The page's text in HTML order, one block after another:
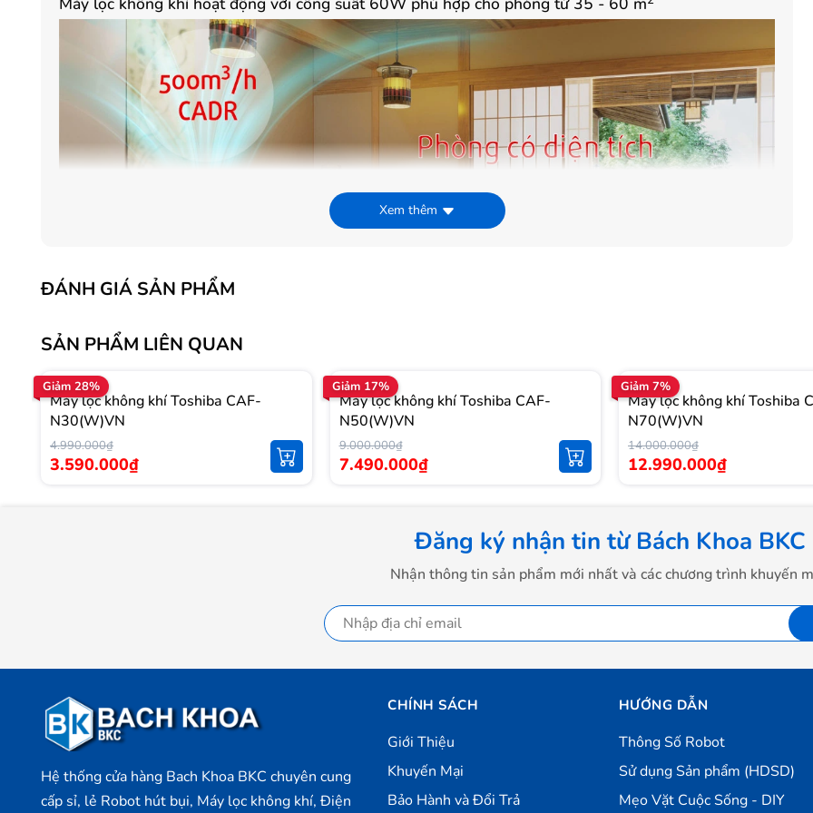
Lớp PET cuối cùng để giữ cho toàn bộ lọc được cứng cáp.
Xem thêm
ĐÁNH GIÁ SẢN PHẨM
SẢN PHẨM LIÊN QUAN
Giảm 28%
Máy lọc không khí Toshiba CAF-
N30(W)VN
4.990.000₫
3.590.000₫
Giảm 17%
Máy lọc không khí Toshiba CAF-
N50(W)VN
9.000.000₫
7.490.000₫
Giảm 7%
Máy lọc không khí Toshiba
N70(W)VN
14.000.000₫
12.990.000₫
Đăng ký nhận tin từ Bách Khoa BKC
Nhận thông tin sản phẩm mới nhất và các chương trình khuyến
Hệ thống cửa hàng Bach Khoa BKC chuyên cung
cấp sỉ, lẻ Robot hút bụi, Máy lọc không khí, Điện
CHÍNH SÁCH
Giới Thiệu
Khuyến Mại
Bảo Hành và Đổi Trả
HƯỚNG DẪN
Thông Số Robot
Sử dụng Sản phẩm (HDSD)
Mẹo Vặt Cuộc Sống - DIY